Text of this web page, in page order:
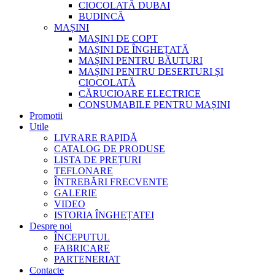
CIOCOLATĂ DUBAI
BUDINCĂ
MAȘINI
MAȘINI DE COPT
MAȘINI DE ÎNGHEȚATĂ
MAȘINI PENTRU BĂUTURI
MAȘINI PENTRU DESERTURI ȘI
CIOCOLATĂ
CĂRUCIOARE ELECTRICE
CONSUMABILE PENTRU MAȘINI
Promotii
Utile
LIVRARE RAPIDĂ
CATALOG DE PRODUSE
LISTA DE PREȚURI
TEFLONARE
ÎNTREBĂRI FRECVENTE
GALERIE
VIDEO
ISTORIA ÎNGHEȚATEI
Despre noi
ÎNCEPUTUL
FABRICARE
PARTENERIAT
Contacte